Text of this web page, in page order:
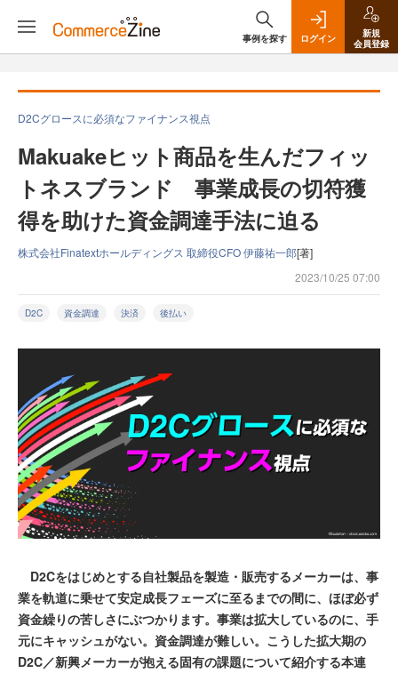
事例を探す ログイン
新規
会員登録
D2Cグロースに必須なファイナンス視点
Makuakeヒット商品を生んだフィッ
トネスブランド 事業成長の切符獲
得を助けた資金調達手法に迫る
株式会社Finatextホールディングス 取締役CFO 伊藤祐一郎[著]
2023/10/25 07:00
D2C 資金調達 決済 後払い
D2Cをはじめとする自社製品を製造・販売するメーカーは、事
業を軌道に乗せて安定成長フェーズに至るまでの間に、ほぼ必ず
資金繰りの苦しさにぶつかります。事業は拡大しているのに、手
元にキャッシュがない。資金調達が難しい。こうした拡大期の
D2C／新興メーカーが抱える固有の課題について紹介する本連